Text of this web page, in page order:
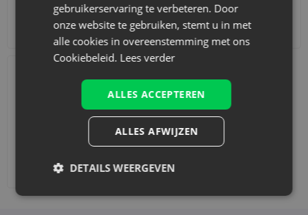
Accessoires en decoraties Sets
Afdrukken toevoegen
gebruikerservaring te verbeteren. Door
onze website te gebruiken, stemt u in met
alle cookies in overeenstemming met ons
Cookiebeleid. Lees verder
ALLES ACCEPTEREN
ALLES AFWIJZEN
DETAILS WEERGEVEN